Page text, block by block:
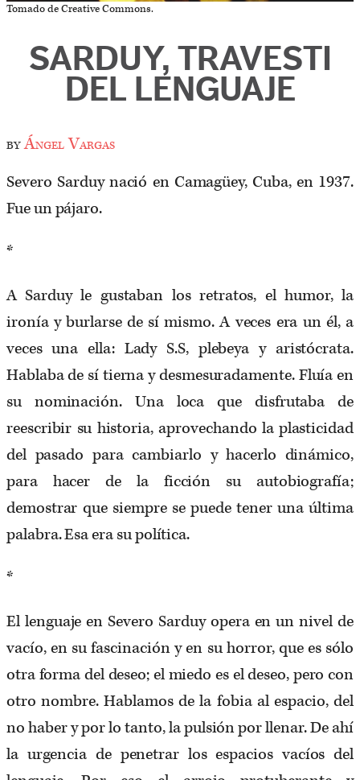
Tomado de Creative Commons.
SARDUY, TRAVESTI
DEL LENGUAJE
byÁngel Vargas
Severo Sarduy nació en Camagüey, Cuba, en 1937.
Fue un pájaro.
*
A Sarduy le gustaban los retratos, el humor, la
ironía y burlarse de sí mismo. A veces era un él, a
veces una ella: Lady S.S, plebeya y aristócrata.
Hablaba de sí tierna y desmesuradamente. Fluía en
su nominación. Una loca que disfrutaba de
reescribir su historia, aprovechando la plasticidad
del pasado para cambiarlo y hacerlo dinámico,
para hacer de la ficción su autobiografía;
demostrar que siempre se puede tener una última
palabra. Esa era su política.
*
El lenguaje en Severo Sarduy opera en un nivel de
vacío, en su fascinación y en su horror, que es sólo
otra forma del deseo; el miedo es el deseo, pero con
otro nombre. Hablamos de la fobia al espacio, del
no haber y por lo tanto, la pulsión por llenar. De ahí
la urgencia de penetrar los espacios vacíos del